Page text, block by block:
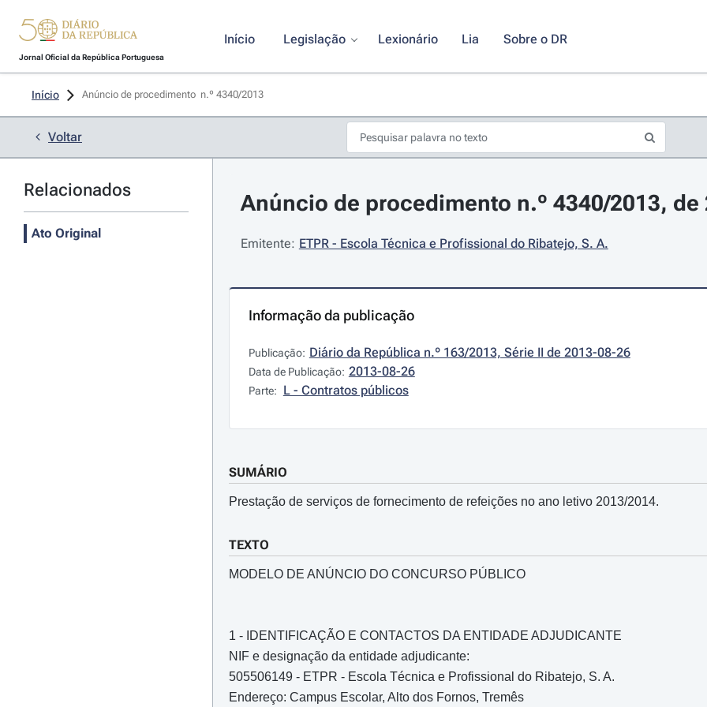
Jornal Oficial da República Portuguesa
Início Legislação Lexionário Lia Sobre o DR
Início Anúncio de procedimento  n.º 4340/2013
Voltar
Relacionados
Ato Original
Anúncio de procedimento n.º 4340/2013, de
Emitente: ETPR - Escola Técnica e Profissional do Ribatejo, S. A.
Informação da publicação
Publicação: Diário da República n.º 163/2013, Série II de 2013-08-26
Data de Publicação: 2013-08-26
Parte: L - Contratos públicos
SUMÁRIO
Prestação de serviços de fornecimento de refeições no ano letivo 2013/2014.
TEXTO
MODELO DE ANÚNCIO DO CONCURSO PÚBLICO
1 - IDENTIFICAÇÃO E CONTACTOS DA ENTIDADE ADJUDICANTE
NIF e designação da entidade adjudicante:
505506149 - ETPR - Escola Técnica e Profissional do Ribatejo, S. A.
Endereço: Campus Escolar, Alto dos Fornos, Tremês